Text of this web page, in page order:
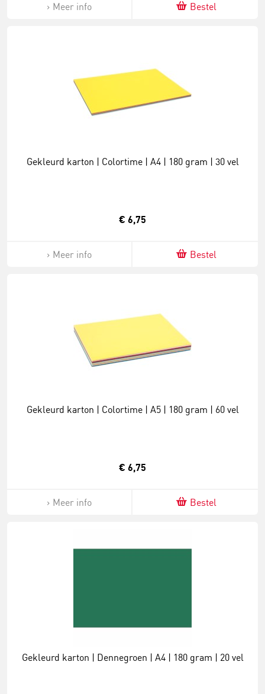
Meer info Bestel
Gekleurd karton | Colortime | A4 | 180 gram | 30 vel
€ 6,75
Meer info Bestel
Gekleurd karton | Colortime | A5 | 180 gram | 60 vel
€ 6,75
Meer info Bestel
Gekleurd karton | Dennegroen | A4 | 180 gram | 20 vel